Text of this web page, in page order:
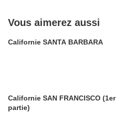
Vous aimerez aussi
Californie SANTA BARBARA
Californie SAN FRANCISCO (1er
partie)